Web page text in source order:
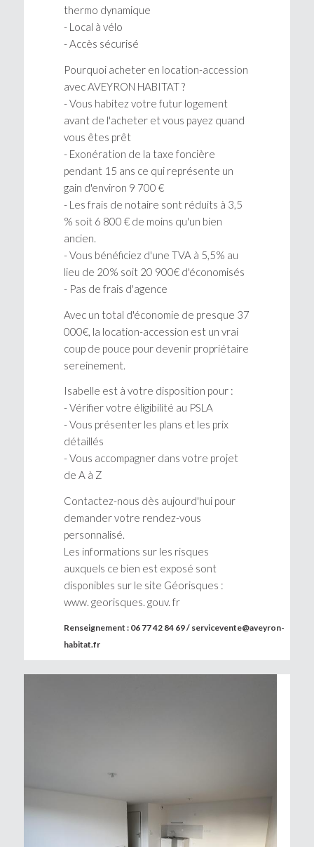
thermo dynamique
- Local à vélo
- Accès sécurisé
Pourquoi acheter en location-accession
avec AVEYRON HABITAT ?
- Vous habitez votre futur logement
avant de l'acheter et vous payez quand
vous êtes prêt
- Exonération de la taxe foncière
pendant 15 ans ce qui représente un
gain d'environ 9 700 €
- Les frais de notaire sont réduits à 3,5
% soit 6 800 € de moins qu'un bien
ancien.
- Vous bénéficiez d'une TVA à 5,5% au
lieu de 20% soit 20 900€ d'économisés
- Pas de frais d'agence
Avec un total d'économie de presque 37
000€, la location-accession est un vrai
coup de pouce pour devenir propriétaire
sereinement.
Isabelle est à votre disposition pour :
- Vérifier votre éligibilité au PSLA
- Vous présenter les plans et les prix
détaillés
- Vous accompagner dans votre projet
de A à Z
Contactez-nous dès aujourd'hui pour
demander votre rendez-vous
personnalisé.
Les informations sur les risques
auxquels ce bien est exposé sont
disponibles sur le site Géorisques :
www. georisques. gouv. fr
Renseignement : 06 77 42 84 69 / servicevente@aveyron-
habitat.fr